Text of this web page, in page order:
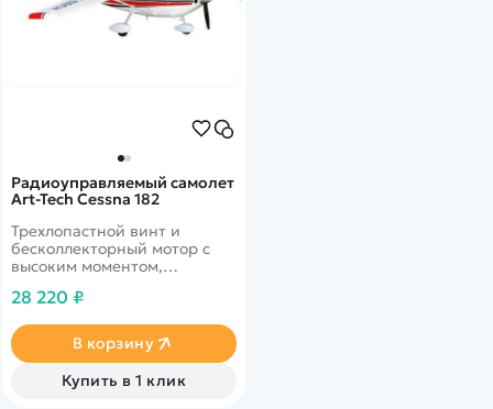
Радиоуправляемый самолет
Art-Tech Cessna 182
Трехлопастной винт и
бесколлекторный мотор с
высоким моментом,
28 220 ₽
В корзину
Купить в 1 клик